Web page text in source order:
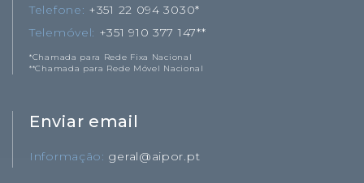
Telefone
+351 22 094 3030*
Telemóvel
+351 910 377 147**
*Chamada para Rede Fixa Nacional
**Chamada para Rede Móvel Nacional
Enviar email
Informação geral@aipor.pt